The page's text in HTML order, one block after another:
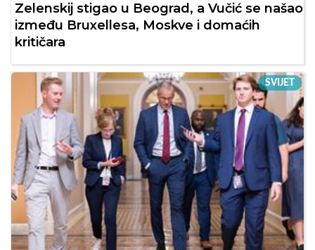
Zelenskij stigao u Beograd, a Vučić se našao
između Bruxellesa, Moskve i domaćih
kritičara
SVIJET